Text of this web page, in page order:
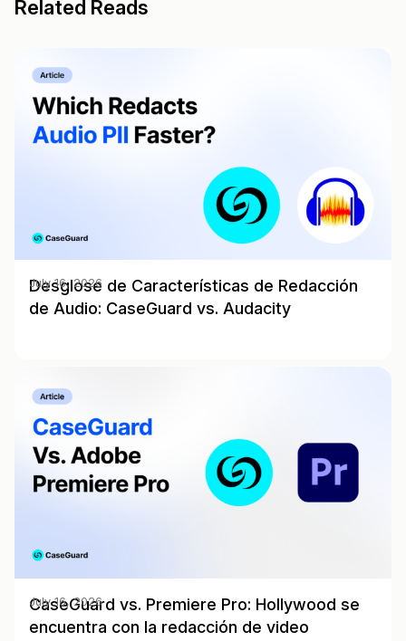
Related Reads
Desglose de Características de Redacción
de Audio: CaseGuard vs. Audacity
July 16, 2026
CaseGuard vs. Premiere Pro: Hollywood se
encuentra con la redacción de video
July 16, 2026